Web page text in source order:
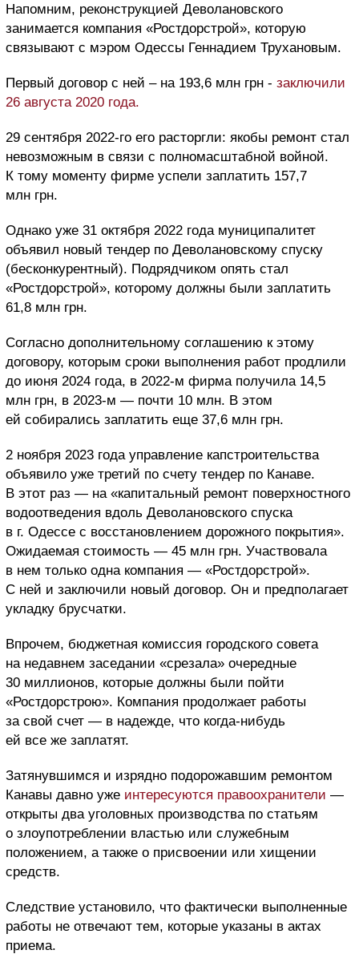
Напомним, реконструкцией Деволановского
занимается компания «Ростдорстрой», которую
связывают с мэром Одессы Геннадием Трухановым.
Первый договор с ней – на 193,6 млн грн - заключили
26 августа 2020 года.
29 сентября 2022-го его расторгли: якобы ремонт стал
невозможным в связи с полномасштабной войной.
К тому моменту фирме успели заплатить 157,7
млн грн.
Однако уже 31 октября 2022 года муниципалитет
объявил новый тендер по Деволановскому спуску
(бесконкурентный). Подрядчиком опять стал
«Ростдорстрой», которому должны были заплатить
61,8 млн грн.
Согласно дополнительному соглашению к этому
договору, которым сроки выполнения работ продлили
до июня 2024 года, в 2022-м фирма получила 14,5
млн грн, в 2023-м — почти 10 млн. В этом
ей собирались заплатить еще 37,6 млн грн.
2 ноября 2023 года управление капстроительства
объявило уже третий по счету тендер по Канаве.
В этот раз — на «капитальный ремонт поверхностного
водоотведения вдоль Деволановского спуска
в г. Одессе с восстановлением дорожного покрытия».
Ожидаемая стоимость — 45 млн грн. Участвовала
в нем только одна компания — «Ростдорстрой».
С ней и заключили новый договор. Он и предполагает
укладку брусчатки.
Впрочем, бюджетная комиссия городского совета
на недавнем заседании «срезала» очередные
30 миллионов, которые должны были пойти
«Ростдорстрою». Компания продолжает работы
за свой счет — в надежде, что когда-нибудь
ей все же заплатят.
Затянувшимся и изрядно подорожавшим ремонтом
Канавы давно уже интересуются правоохранители —
открыты два уголовных производства по статьям
о злоупотреблении властью или служебным
положением, а также о присвоении или хищении
средств.
Следствие установило, что фактически выполненные
работы не отвечают тем, которые указаны в актах
приема.